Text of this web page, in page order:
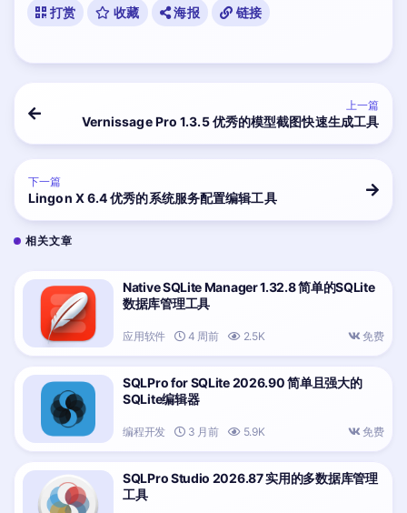
打赏 收藏 海报 链接
上一篇
Vernissage Pro 1.3.5 优秀的模型截图快速生成工具
下一篇
Lingon X 6.4 优秀的系统服务配置编辑工具
相关文章
Native SQLite Manager 1.32.8 简单的SQLite
数据库管理工具
应用软件 4 周前 2.5K 免费
SQLPro for SQLite 2026.90 简单且强大的
SQLite编辑器
编程开发 3 月前 5.9K 免费
SQLPro Studio 2026.87 实用的多数据库管理
工具